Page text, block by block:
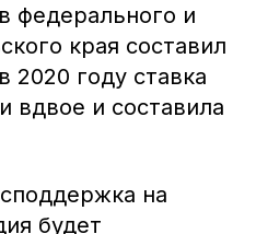
федерального и
края составил
2020 году ставка
вдвое и составила
на
будет